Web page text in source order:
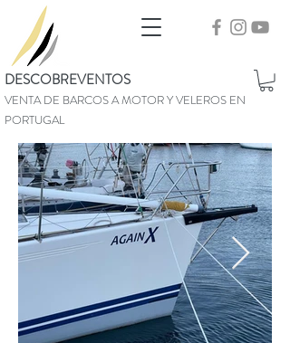
DESCOBREVENTOS
VENTA DE BARCOS A MOTOR Y VELEROS EN
PORTUGAL